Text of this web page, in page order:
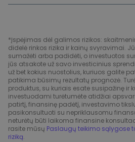
*Įspėjimas dėl galimos rizikos:
didelė rinkos rizika ir kainų svyravimai.
sumažėti arba padidėti, o investuotos
jūs atsakote už savo investicinius
už bet kokius nuostolius, kuriuos galite
patikima būsimų rezultatų prognozė.
produktus, su kuriais esate susipažinę ir
investuodami turėtumėte atidžiai
patirtį, finansinę padėtį, investavimo
pasikonsultuoti su nepriklausomu
neturėtų būti laikoma finansine
rasite mūsų Paslaugų teikimo sąlygose
riziką.